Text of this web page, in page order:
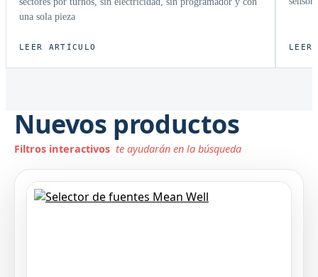
una sola pieza
LEER ARTÍCULO LEER
Nuevos productos
Filtros interactivos te ayudarán en la búsqueda